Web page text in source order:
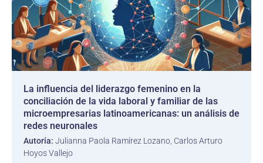
La influencia del liderazgo femenino en la
conciliación de la vida laboral y familiar de las
microempresarias latinoamericanas: un análisis de
redes neuronales
Autoría: Julianna Paola Ramírez Lozano, Carlos Arturo
Hoyos Vallejo